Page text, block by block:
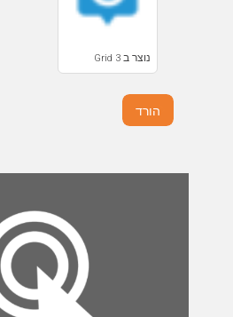
נוצר ב Grid 3
הורד